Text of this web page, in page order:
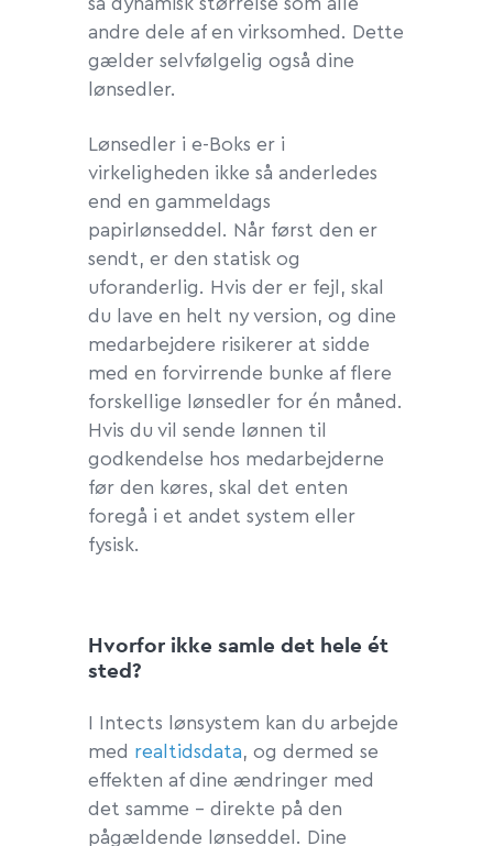
så dynamisk størrelse som alle
andre dele af en virksomhed. Dette
gælder selvfølgelig også dine
lønsedler.
Lønsedler i e-Boks er i
virkeligheden ikke så anderledes
end en gammeldags
papirlønseddel. Når først den er
sendt, er den statisk og
uforanderlig. Hvis der er fejl, skal
du lave en helt ny version, og dine
medarbejdere risikerer at sidde
med en forvirrende bunke af flere
forskellige lønsedler for én måned.
Hvis du vil sende lønnen til
godkendelse hos medarbejderne
før den køres, skal det enten
foregå i et andet system eller
fysisk.
Hvorfor ikke samle det hele ét
sted?
I Intects lønsystem kan du arbejde
med realtidsdata, og dermed se
effekten af dine ændringer med
det samme – direkte på den
pågældende lønseddel. Dine